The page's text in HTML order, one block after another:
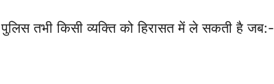
पुलिस तभी किसी व्यक्ति को हिरासत में ले सकती है जब:-